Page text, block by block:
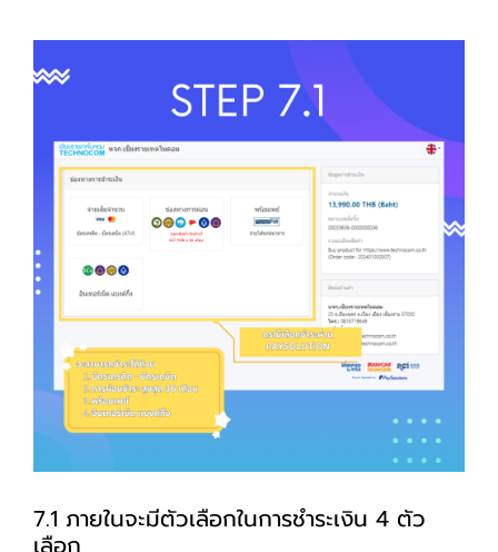
7.1 ภายในจะมีตัวเลือกในการชำระเงิน 4 ตัว
เลือก